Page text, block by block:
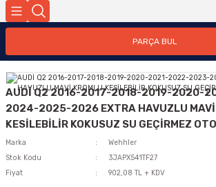
PARÇA BUL
AUDİ Q2 2016-2017-2018-2019-2020-
2024-2025-2026 EXTRA HAVUZLU MAVİ
KESİLEBİLİR KOKUSUZ SU GEÇİRMEZ
Marka
Wehhler
Stok Kodu
3JAPX541TF27
Fiyat
902,08 TL + KDV